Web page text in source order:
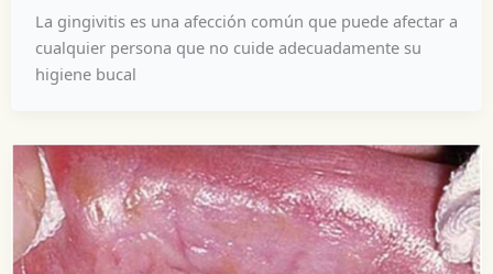
La gingivitis es una afección común que puede afectar a
cualquier persona que no cuide adecuadamente su
higiene bucal